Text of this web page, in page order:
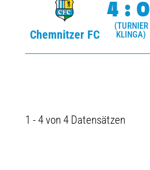
Chemnitzer FC
4:0
(TURNIER
KLINGA)
1 - 4 von 4 Datensätzen